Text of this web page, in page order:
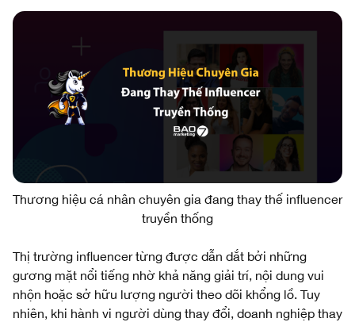
Thương hiệu cá nhân chuyên gia đang thay thế influencer
truyền thống
Thị trường influencer từng được dẫn dắt bởi những
gương mặt nổi tiếng nhờ khả năng giải trí, nội dung vui
nhộn hoặc sở hữu lượng người theo dõi khổng lồ. Tuy
nhiên, khi hành vi người dùng thay đổi, doanh nghiệp thay